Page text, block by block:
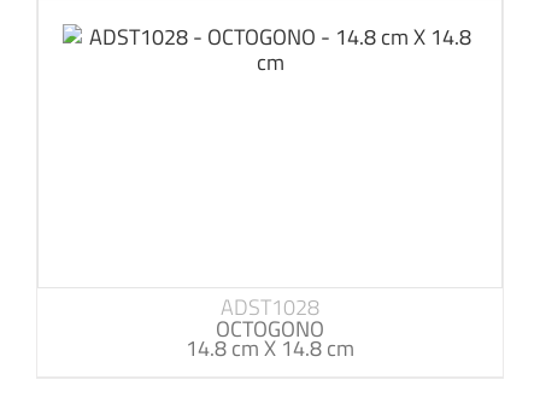
ADST1028
OCTOGONO
14.8 cm X 14.8 cm